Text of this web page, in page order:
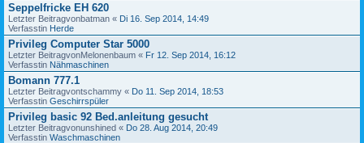
Seppelfricke EH 620
Letzter Beitragvonbatman « Di 16. Sep 2014, 14:49
Verfasstin Herde
Privileg Computer Star 5000
Letzter BeitragvonMelonenbaum « Fr 12. Sep 2014, 16:12
Verfasstin Nähmaschinen
Bomann 777.1
Letzter Beitragvontschammy « Do 11. Sep 2014, 18:53
Verfasstin Geschirrspüler
Privileg basic 92 Bed.anleitung gesucht
Letzter Beitragvonunshined « Do 28. Aug 2014, 20:49
Verfasstin Waschmaschinen